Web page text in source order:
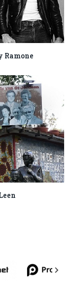
Ramone